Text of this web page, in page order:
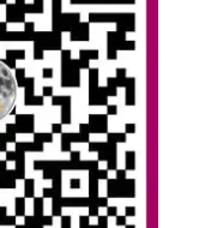
Chap 374
Chap 370
Chap 366
Chap 362
Chap 358
Chap 354